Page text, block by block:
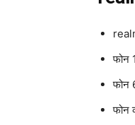
फोन
फोन
फोन